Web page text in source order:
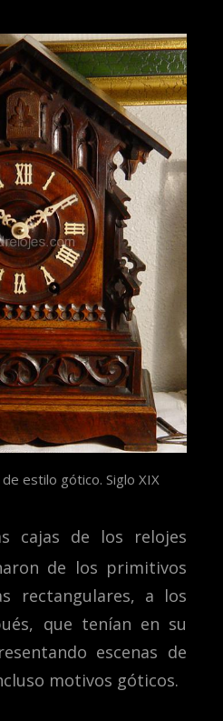
estilo gótico. Siglo XIX
cajas de los relojes
de los primitivos
rectangulares, a los
que tenían en su
escenas de
motivos góticos.